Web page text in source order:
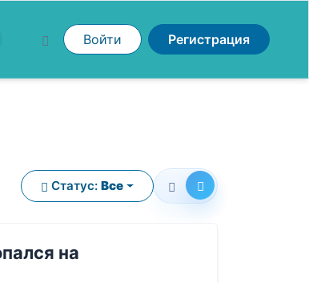
Войти Регистрация
Статус: Все
на